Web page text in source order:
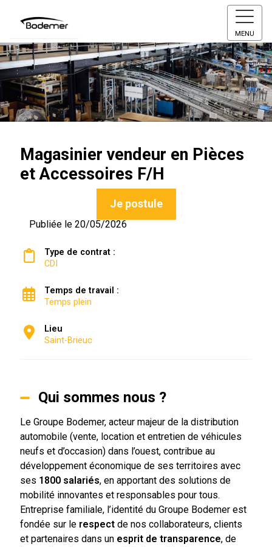
MENU
Magasinier vendeur en Pièces
et Accessoires F/H
Je postule
Publiée le 20/05/2026
Type de contrat :
CDI
Temps de travail :
Temps plein
Lieu
Saint-Brieuc
Qui sommes nous ?
Le Groupe Bodemer, acteur majeur de la distribution
automobile (vente, location et entretien de véhicules
neufs et d’occasion) dans l’ouest, contribue au
développement économique de ses territoires avec
ses 1800 salariés, en apportant des solutions de
mobilité innovantes et responsables pour tous.
Entreprise familiale, l’identité du Groupe Bodemer est
fondée sur le respect de nos collaborateurs, clients
et partenaires dans unesprit de transparence, de